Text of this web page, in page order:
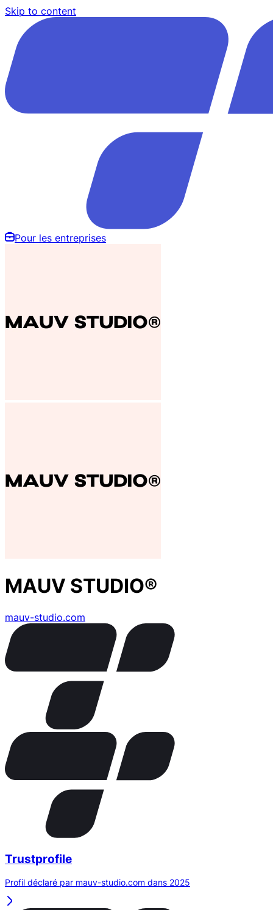
Skip to content
Pour les entreprises
MAUV STUDIO®
mauv-studio.com
Trustprofile
Profil déclaré par mauv-studio.com dans 2025